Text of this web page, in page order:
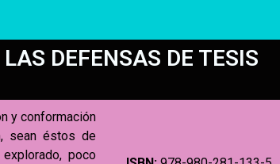
DEFENSAS DE TESIS
y conformación
sean éstos de
poco